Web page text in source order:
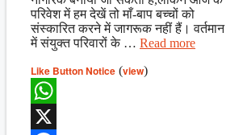
परिवेश में हम देखें तो माँ-बाप बच्चों को
संस्कारित करने में जागरूक नहीं हैं। वर्तमान
में संयुक्त परिवारों के … Read more
Like Button Notice (view)
WhatsApp